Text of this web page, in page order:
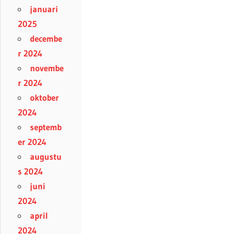
januari
2025
decembe
r 2024
novembe
r 2024
oktober
2024
septemb
er 2024
augustu
s 2024
juni
2024
april
2024